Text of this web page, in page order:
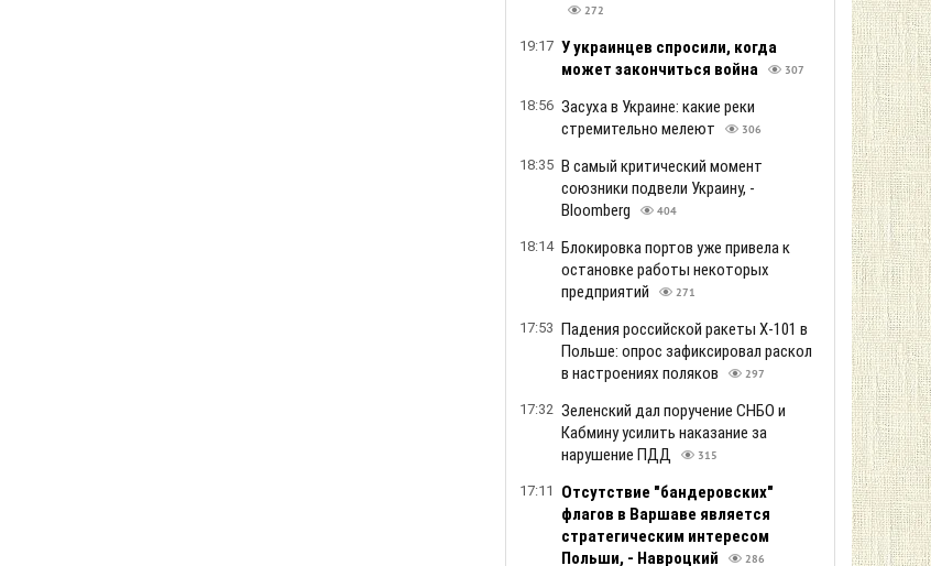
272
19:17 У украинцев спросили, когда
может закончиться война
307
18:56 Засуха в Украине: какие реки
стремительно мелеют
306
18:35 В самый критический момент
союзники подвели Украину, -
Bloomberg
404
18:14 Блокировка портов уже привела к
остановке работы некоторых
предприятий
271
17:53 Падения российской ракеты Х-101 в
Польше: опрос зафиксировал раскол
в настроениях поляков
297
17:32 Зеленский дал поручение СНБО и
Кабмину усилить наказание за
нарушение ПДД
315
17:11
Отсутствие "бандеровских"
флагов в Варшаве является
стратегическим интересом
Польши, - Навроцкий
286